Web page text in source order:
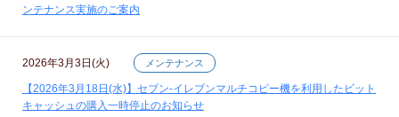
ンテナンス実施のご案内
2026年3月3日(火) メンテナンス
【2026年3月18日(水)】セブン‐イレブンマルチコピー機を利用したビット
キャッシュの購入一時停止のお知らせ